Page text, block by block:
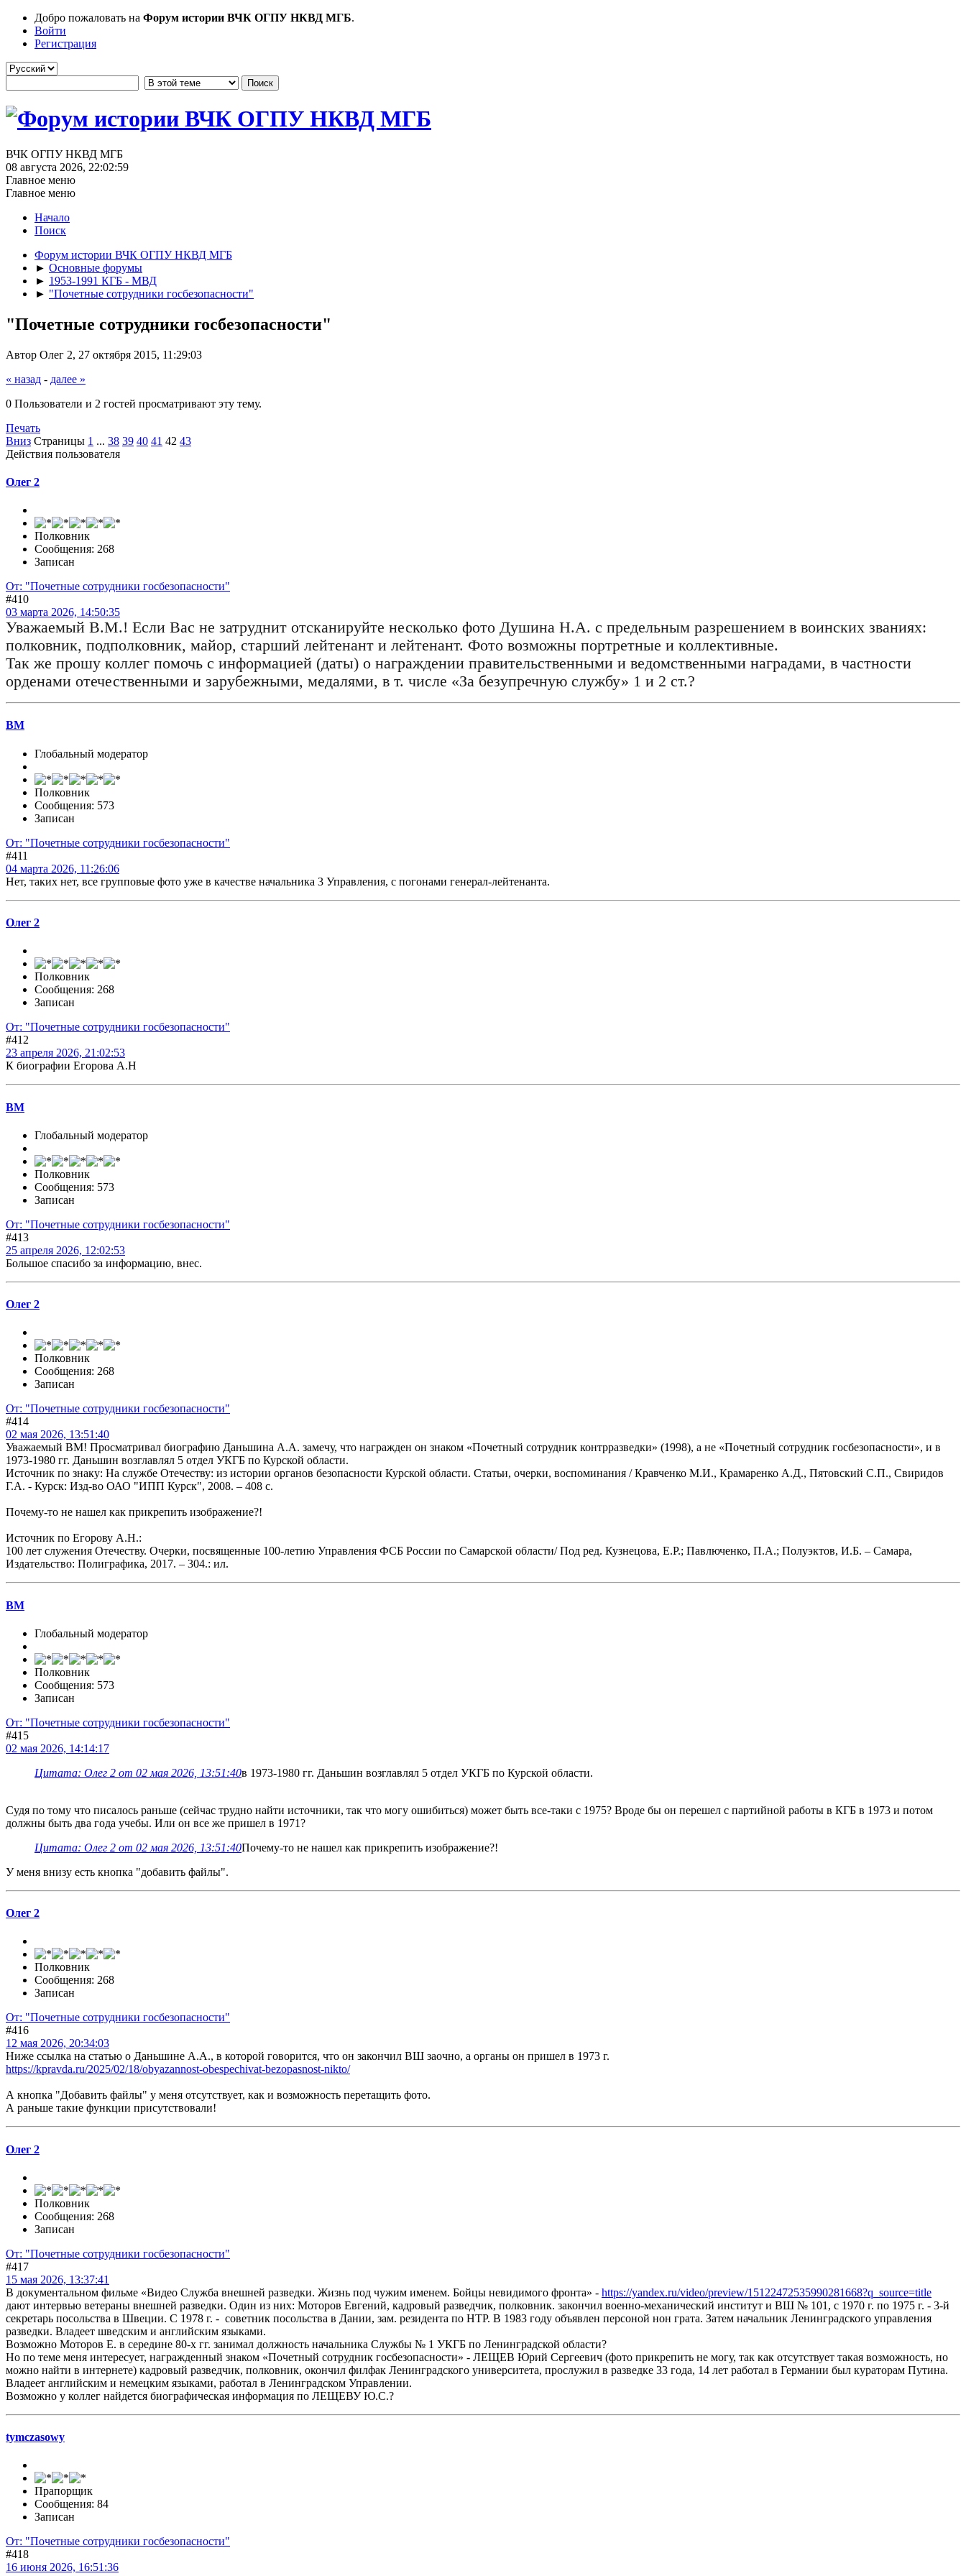
Добро пожаловать на Форум истории ВЧК ОГПУ НКВД МГБ.
Войти
Регистрация
ВЧК ОГПУ НКВД МГБ
08 августа 2026, 22:02:59
Главное меню
Главное меню
Начало
Поиск
Форум истории ВЧК ОГПУ НКВД МГБ
► Основные форумы
► 1953-1991 КГБ - МВД
► "Почетные сотрудники госбезопасности"
"Почетные сотрудники госбезопасности"
Автор Олег 2, 27 октября 2015, 11:29:03
« назад - далее »
0 Пользователи и 2 гостей просматривают эту тему.
Печать
Вниз Страницы 1 ... 38 39 40 41 42 43
Действия пользователя
Олег 2
Полковник
Сообщения: 268
Записан
От: "Почетные сотрудники госбезопасности"
#410
03 марта 2026, 14:50:35
Уважаемый В.М.! Если Вас не затруднит отсканируйте несколько фото Душина Н.А. с предельным разрешением в воинских званиях:
полковник, подполковник, майор, старший лейтенант и лейтенант. Фото возможны портретные и коллективные.
Так же прошу коллег помочь с информацией (даты) о награждении правительственными и ведомственными наградами, в частности
орденами отечественными и зарубежными, медалями, в т. числе «За безупречную службу» 1 и 2 ст.?
BM
Глобальный модератор
Полковник
Сообщения: 573
Записан
От: "Почетные сотрудники госбезопасности"
#411
04 марта 2026, 11:26:06
Нет, таких нет, все групповые фото уже в качестве начальника 3 Управления, с погонами генерал-лейтенанта.
Олег 2
Полковник
Сообщения: 268
Записан
От: "Почетные сотрудники госбезопасности"
#412
23 апреля 2026, 21:02:53
К биографии Егорова А.Н
BM
Глобальный модератор
Полковник
Сообщения: 573
Записан
От: "Почетные сотрудники госбезопасности"
#413
25 апреля 2026, 12:02:53
Большое спасибо за информацию, внес.
Олег 2
Полковник
Сообщения: 268
Записан
От: "Почетные сотрудники госбезопасности"
#414
02 мая 2026, 13:51:40
Уважаемый ВМ! Просматривал биографию Даньшина А.А. замечу, что награжден он знаком «Почетный сотрудник контрразведки» (1998), а не «Почетный сотрудник госбезопасности», и в
1973-1980 гг. Даньшин возглавлял 5 отдел УКГБ по Курской области.
Источник по знаку: На службе Отечеству: из истории органов безопасности Курской области. Статьи, очерки, воспоминания / Кравченко М.И., Крамаренко А.Д., Пятовский С.П., Свиридов
Г.А. - Курск: Изд-во ОАО "ИПП Курск", 2008. – 408 с.
Почему-то не нашел как прикрепить изображение?!
Источник по Егорову А.Н.:
100 лет служения Отечеству. Очерки, посвященные 100-летию Управления ФСБ России по Самарской области/ Под ред. Кузнецова, Е.Р.; Павлюченко, П.А.; Полуэктов, И.Б. – Самара,
Издательство: Полиграфика, 2017. – 304.: ил.
BM
Глобальный модератор
Полковник
Сообщения: 573
Записан
От: "Почетные сотрудники госбезопасности"
#415
02 мая 2026, 14:14:17
Цитата: Олег 2 от 02 мая 2026, 13:51:40в 1973-1980 гг. Даньшин возглавлял 5 отдел УКГБ по Курской области.
Судя по тому что писалось раньше (сейчас трудно найти источники, так что могу ошибиться) может быть все-таки с 1975? Вроде бы он перешел с партийной работы в КГБ в 1973 и потом
должны быть два года учебы. Или он все же пришел в 1971?
Цитата: Олег 2 от 02 мая 2026, 13:51:40Почему-то не нашел как прикрепить изображение?!
У меня внизу есть кнопка "добавить файлы".
Олег 2
Полковник
Сообщения: 268
Записан
От: "Почетные сотрудники госбезопасности"
#416
12 мая 2026, 20:34:03
Ниже ссылка на статью о Даньшине А.А., в которой говорится, что он закончил ВШ заочно, а органы он пришел в 1973 г.
https://kpravda.ru/2025/02/18/obyazannost-obespechivat-bezopasnost-nikto/
А кнопка "Добавить файлы" у меня отсутствует, как и возможность перетащить фото.
А раньше такие функции присутствовали!
Олег 2
Полковник
Сообщения: 268
Записан
От: "Почетные сотрудники госбезопасности"
#417
15 мая 2026, 13:37:41
В документальном фильме «Видео Служба внешней разведки. Жизнь под чужим именем. Бойцы невидимого фронта» - https://yandex.ru/video/preview/15122472535990281668?q_source=title
дают интервью ветераны внешней разведки. Один из них: Моторов Евгений, кадровый разведчик, полковник. закончил военно-механический институт и ВШ № 101, с 1970 г. по 1975 г. - 3-й
секретарь посольства в Швеции. С 1978 г. - советник посольства в Дании, зам. резидента по НТР. В 1983 году объявлен персоной нон грата. Затем начальник Ленинградского управления
разведки. Владеет шведским и английским языками.
Возможно Моторов Е. в середине 80-х гг. занимал должность начальника Службы № 1 УКГБ по Ленинградской области?
Но по теме меня интересует, награжденный знаком «Почетный сотрудник госбезопасности» - ЛЕЩЕВ Юрий Сергеевич (фото прикрепить не могу, так как отсутствует такая возможность, но
можно найти в интернете) кадровый разведчик, полковник, окончил филфак Ленинградского университета, прослужил в разведке 33 года, 14 лет работал в Германии был кураторам Путина.
Владеет английским и немецким языками, работал в Ленинградском Управлении.
Возможно у коллег найдется биографическая информация по ЛЕЩЕВУ Ю.С.?
tymczasowy
Прапорщик
Сообщения: 84
Записан
От: "Почетные сотрудники госбезопасности"
#418
16 июня 2026, 16:51:36